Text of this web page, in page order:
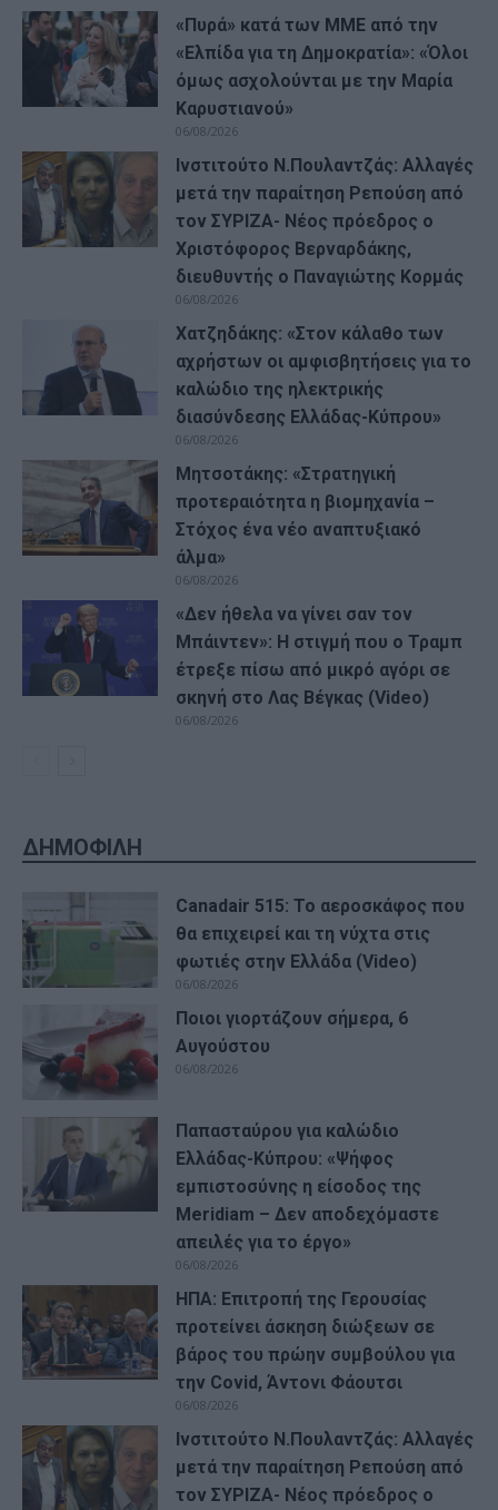
«Πυρά» κατά των ΜΜΕ από την
«Ελπίδα για τη Δημοκρατία»: «Όλοι
όμως ασχολούνται με την Μαρία
Καρυστιανού»
06/08/2026
Ινστιτούτο Ν.Πουλαντζάς: Αλλαγές
μετά την παραίτηση Ρεπούση από
τον ΣΥΡΙΖΑ- Νέος πρόεδρος ο
Χριστόφορος Βερναρδάκης,
διευθυντής ο Παναγιώτης Κορμάς
06/08/2026
Χατζηδάκης: «Στον κάλαθο των
αχρήστων οι αμφισβητήσεις για το
καλώδιο της ηλεκτρικής
διασύνδεσης Ελλάδας-Κύπρου»
06/08/2026
Μητσοτάκης: «Στρατηγική
προτεραιότητα η βιομηχανία –
Στόχος ένα νέο αναπτυξιακό
άλμα»
06/08/2026
«Δεν ήθελα να γίνει σαν τον
Μπάιντεν»: Η στιγμή που ο Τραμπ
έτρεξε πίσω από μικρό αγόρι σε
σκηνή στο Λας Βέγκας (Video)
06/08/2026
ΔΗΜΟΦΙΛΗ
Canadair 515: Το αεροσκάφος που
θα επιχειρεί και τη νύχτα στις
φωτιές στην Ελλάδα (Video)
06/08/2026
Ποιοι γιορτάζουν σήμερα, 6
Αυγούστου
06/08/2026
Παπασταύρου για καλώδιο
Ελλάδας-Κύπρου: «Ψήφος
εμπιστοσύνης η είσοδος της
Meridiam – Δεν αποδεχόμαστε
απειλές για το έργο»
06/08/2026
ΗΠΑ: Επιτροπή της Γερουσίας
προτείνει άσκηση διώξεων σε
βάρος του πρώην συμβούλου για
την Covid, Άντονι Φάουτσι
06/08/2026
Ινστιτούτο Ν.Πουλαντζάς: Αλλαγές
μετά την παραίτηση Ρεπούση από
τον ΣΥΡΙΖΑ- Νέος πρόεδρος ο